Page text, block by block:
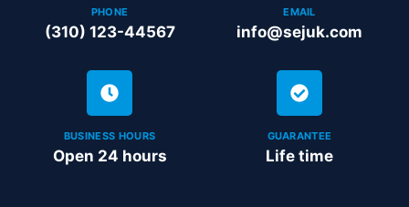
PHONE
(310) 123-44567
EMAIL
info@sejuk.com
BUSINESS HOURS
Open 24 hours
GUARANTEE
Life time